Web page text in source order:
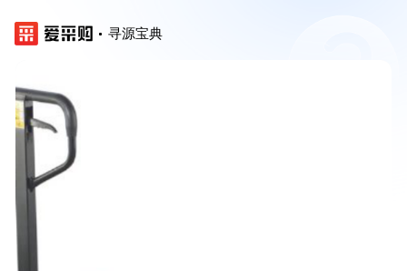
寻源宝典